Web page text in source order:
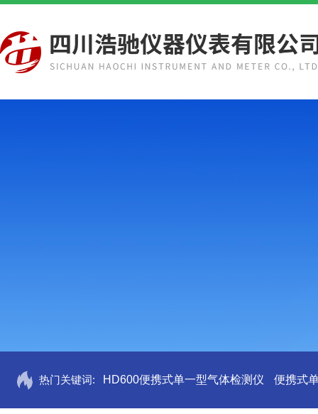
热门关键词: HD600便携式单一型气体检测仪 便携式